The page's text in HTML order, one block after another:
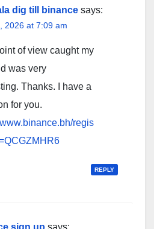
dig till binance says:
2026 at 7:09 am
of view caught my
was very
Thanks. I have a
for you.
regis
REPLY